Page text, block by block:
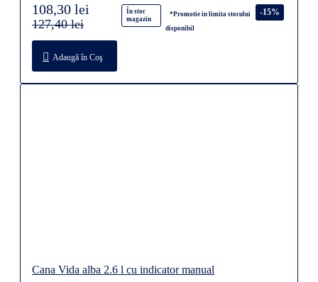
În stoc
magazin
*Promotie in limita stocului
disponibil
-15%
108,30 lei
127,40 lei
Adaugă în Coş
Cana Vida alba 2.6 l cu indicator manual